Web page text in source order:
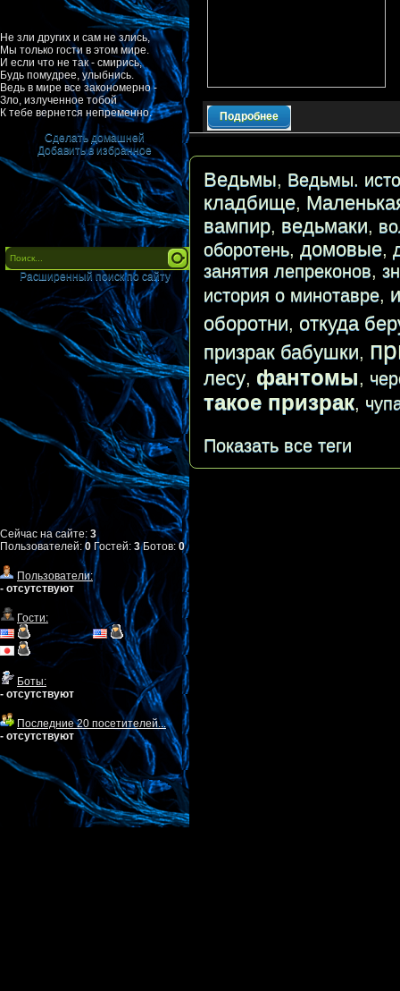
Не зли других и сам не злись,
Мы только гости в этом мире.
И если что не так - смирись,
Будь помудрее, улыбнись.
Ведь в мире все закономерно -
Зло, излученное тобой
К тебе вернется непременно.
Сделать домашней
|
Добавить в избранное
Расширенный поиск по сайту
Сейчас на сайте: 3
Пользователей:0 Гостей: 3Ботов:0
Пользователи:
- отсутствуют
Гости:
Боты:
- отсутствуют
Последние 20 посетителей...
- отсутствуют
Подробнее
Ведьмы, Ведьмы.
кладбище,
вампир, ведьмаки,
оборотень, домовые,
занятия лепреконов,
история о минотавре,
оборотни, откуда
призрак бабушки,
лесу, фантомы,
такое призрак,
Показать все теги